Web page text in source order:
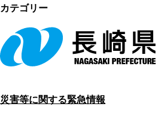
災害等に関する緊急情報
カテゴリー